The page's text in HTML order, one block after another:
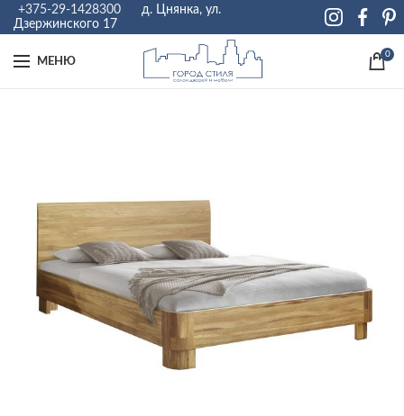
+375-29-1428300
д. Цнянка, ул.
Дзержинского 17
МЕНЮ
0